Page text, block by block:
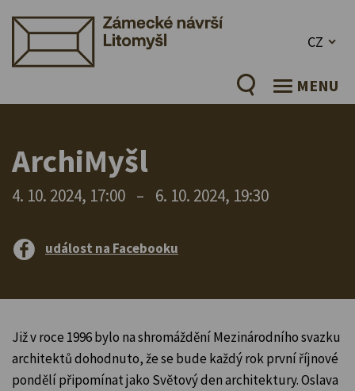
CZ
MENU
ArchiMyšl
4. 10. 2024, 17:00 – 6. 10. 2024, 19:30
událost na Facebooku
Již v roce 1996 bylo na shromáždění Mezinárodního svazku
architektů dohodnuto, že se bude každý rok první říjnové
pondělí připomínat jako Světový den architektury. Oslava